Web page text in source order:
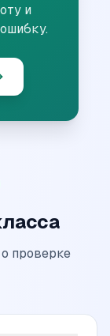
и
проверке